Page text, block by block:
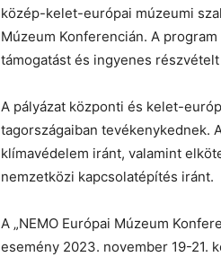
közép-kelet-európai múzeumi
Múzeum Konferencián. A
támogatást és ingyenes
A pályázat központi és kelet-
tagországaiban tevékenykednek.
klímavédelem iránt, valamint
nemzetközi kapcsolatépítés iránt.
A „NEMO Európai Múzeum
esemény 2023. november 19-21.